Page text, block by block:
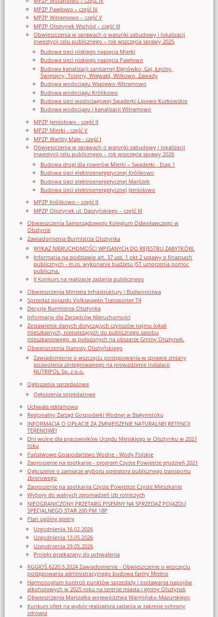
MPZP Pawłowo – część IV
MPZP Witramowo – część V
MPZP Olsztynek Wschód – część III
Obwieszczenia w sprawach o warunki zabudowy i lokalizacji
inwestycji celu publicznego – rok wszczęcia sprawy 2025
Budowa sieci niskiego napięcia Mierki
Budowa sieci niskiego napięcia Pawłowo
Budowa kanalizacji sanitarnej Elgnówko, Gaj, Łęciny,
Świętajny, Tolejny, Wigwałd, Wilkowo, Zawady
Budowa wodociągu Waplewo-Witramowo
Budowa wodociągu Królikowo
Budowa sieci wodociągowej Swaderki-Lipowo Kurkowskie
Budowa wodociągu i kanalizacji Witramowo
MPZP Jemiołowo - część II
MPZP Mierki - część V
MPZP Warlity Małe - część I
Obwieszczenia w sprawach o warunki zabudowy i lokalizacji
inwestycji celu publicznego – rok wszczęcia sprawy 2026
Budowa drogi dla rowerów Mierki – Swaderki - Etap 1
Budowa sieci elektroenergetycznej Królikowo
Budowa sieci elektroenergetycznej Marózek
Budowa sieci elektroenergetycznej Jemiołowo
MPZP Królikowo – część II
MPZP Olsztynek ul. Daszyńskiego – część III
Obwieszczenia Samorządowego Kolegium Odwoławczego w
Olsztynie
Zawiadomienia Burmistrza Olsztynka
WYKAZ NIERUCHOMOŚCI WPISANYCH DO REJESTRU ZABYTKÓW.
Informacja na podstawie art. 37 ust. 1 pkt 2 ustawy o finansach
publicznych - m.in. wykonanie budżetu JST umorzenia pomoc
publiczna.
II Konkurs na realizację zadania publicznego
Obwieszczenia Ministra Infrastruktury i Budwonictwa
Sprzedaż pojazdu Volkswagen Transporter T4
Decyzje Burmistrza Olsztynka
Informacje dla Zarządców Nieruchomości
Zestawienie danych dotyczących czynszów najmu lokali
mieszkalnych, nienależących do publicznego zasobu
mieszkaniowego, w położonych na obszarze Gminy Olsztynek.
Obwieszczenia Starosty Olsztyńskiego
Zawiadomienie o wszczęciu postępowania w sprawie zmiany
pozwolenia zintegrowanego na prowadzenie instalacji
NUTRIPOL Sp. z o.o.
Ogłoszenia sprzedażowe
Ogłoszenia sprzedażowe
Uchwała reklamowa
Regionalny Zarząd Gospodarki Wodnej w Białymstoku
INFORMACJA O OPŁACIE ZA ZMNIEJSZENIE NATURALNEJ RETENCJI
TERENOWEJ
Dni wolne dla pracowników Urzędu Miejskiego w Olsztynku w 2021
roku
Państwowe Gospodarstwo Wodne - Wody Polskie
Zaproszenie na spotkanie - program Czyste Powietrze grudzień 2021
Ogłoszenie o zamiarze wyboru operatora publicznego transportu
zbiorowego
Zaproszenie na spotkania Czyste Powietrze Czyste Mieszkanie
Wybory do walnych zgromadzeń izb rolniczych
NIEOGRANICZONY PRZETARG PISEMNY NA SPRZEDAŻ POJAZDU
SPECJALNEGO STAR 200 PM 18P
Plan ogólny gminy
Uzgodnienia 16.02.2026
Uzgodnienia 13.05.2026
Uzgodnienia 29.05.2026
Projekt przekazany do uchwalenia
RGGIOŚ.6220.5.2024 Zawiadomienie - Obwieszczenie o wszczęciu
postępowania administracyjnego budowa farmy Mielno
Harmonogram kontroli punktów sprzedaży i podawania napojów
alkoholowych w 2025 roku na terenie miasta i gminy Olsztynek
Obwieszczenia Marszałka województwa Warmińsko-Mazurskiego
Konkurs ofert na wybór realizatora zadania w zakresie ochrony
zdrowia